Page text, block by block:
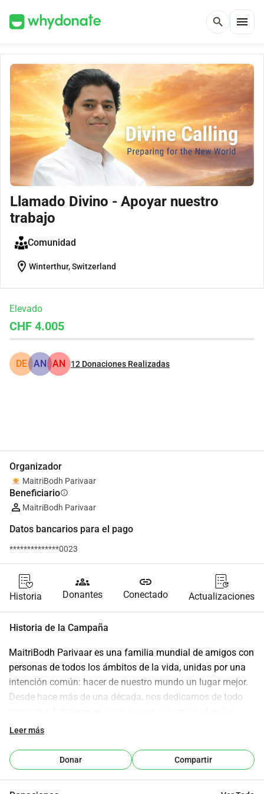
search menu
Llamado Divino - Apoyar nuestro
trabajo
Comunidad
location_on Winterthur, Switzerland
Elevado
CHF 4.005
DE AN AN 12 Donaciones Realizadas
Organizador
MaitriBodh Parivaar
Beneficiarioinfo
MaitriBodh Parivaar
Datos bancarios para el pago
**************0023
Historia
groups
Donantes
link
Conectado Actualizaciones
Historia de la Campaña
MaitriBodh Parivaar es una familia mundial de amigos con
personas de todos los ámbitos de la vida, unidas por una
intención común: hacer de nuestro mundo un lugar mejor.
Desde hace más de una década, nos dedicamos de todo
comunidades, impulsados por la poderosa visión "Un
A través de nuestros proyectos sociales y ambientales, así
como de iniciativas espirituales, creamos espacios donde
Leer más
Donar Compartir